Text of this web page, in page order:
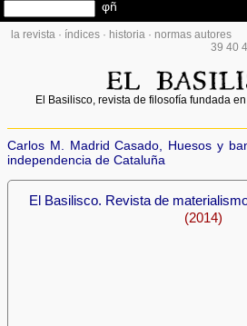
la revista · índices · historia · normas autores
39 40
El Basilisco, revista de filosofía fundada
Carlos M. Madrid Casado, Huesos y
independencia de Cataluña
El Basilisco. Revista de
(2014)